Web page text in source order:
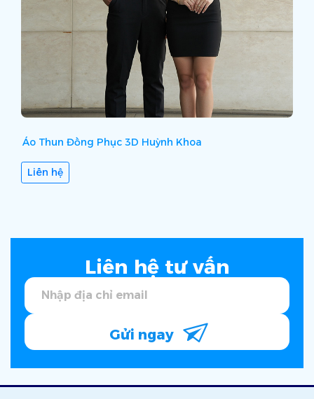
Áo Thun Đồng Phục 3D Huỳnh Khoa
Liên hệ
Liên hệ tư vấn
Gửi ngay